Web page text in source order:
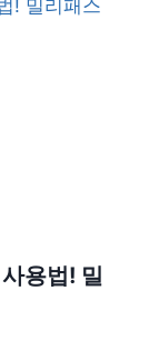
용법! 밀